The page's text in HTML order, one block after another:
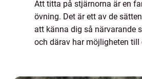
Att titta på stjärnorna är en
övning. Det är ett av de
att känna dig så närvarande
och därav har möjligheten till